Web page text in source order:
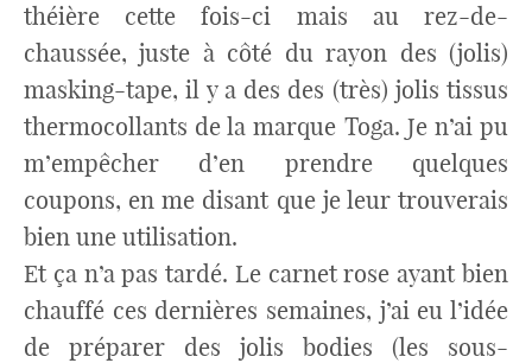
théière cette fois-ci mais au rez-de-
chaussée, juste à côté du rayon des (jolis)
masking-tape, il y a des des (très) jolis tissus
thermocollants de la marque Toga. Je n’ai pu
m’empêcher d’en prendre quelques
coupons, en me disant que je leur trouverais
bien une utilisation.
Et ça n’a pas tardé. Le carnet rose ayant bien
chauffé ces dernières semaines, j’ai eu l’idée
de préparer des jolis bodies (les sous-